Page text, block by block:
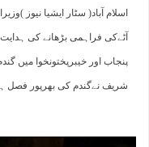
اسلام آباد( سٹار ایشیا نیوز
آٹےکی فراہمی بڑھانے کی
پنجاب اور خیبرپختونخوا میں
شریف نےگندم کی بھرپور فصل